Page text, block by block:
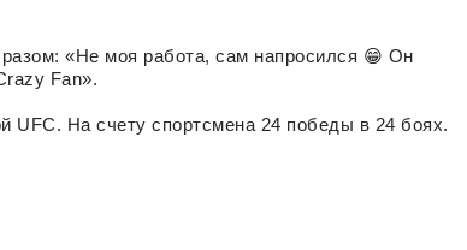
«Не моя работа, сам напросился 😁 Он
Fan».
UFC. На счету спортсмена 24 победы в 24 боях.